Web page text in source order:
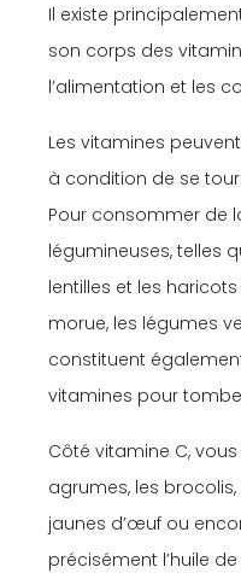
Il existe
son corps des
l’alimentation et les
Les vitamines
à condition de se
Pour consommer de
légumineuses, telles
lentilles et les haricots
morue, les légumes
constituent
vitamines pour
Côté vitamine C,
agrumes, les
jaunes d’œuf ou
précisément l’huile